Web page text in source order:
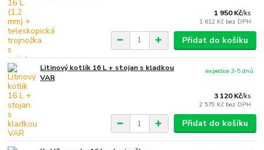
1 950 Kč/ks
1 612 Kč bez DPH
Přidat do košíku
Litinový kotlík 16 L + stojan s kladkou
VAR
3 120 Kč/ks
2 579 Kč bez DPH
expedice 3-5 dnů
Přidat do košíku